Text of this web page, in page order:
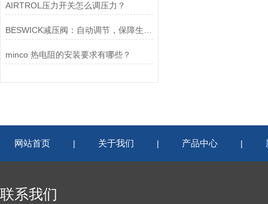
AIRTROL压力开关怎么调压力？
minco 热电阻的安装要求有哪些？
网站首页 | 关于我们 | 产品中心 |
联系我们